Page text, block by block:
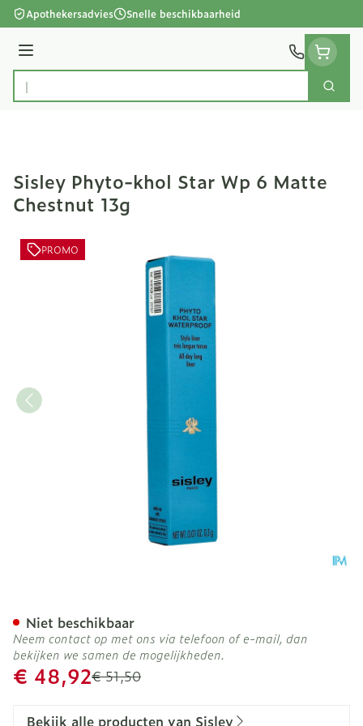
Ga naar de inhoud
Apothekersadvies Snelle beschikbaarheid
Menu
Product, merk, categorie...
Zoek
Sisley Phyto-khol Star Wp 6 Matte
Chestnut 13g
PROMO
Adviesprijs
€ 51,50
Promotie prijs
€ 48,92
Niet beschikbaar
Neem contact op met ons via telefoon of e-mail, dan
bekijken we samen de mogelijkheden.
Bekijk alle producten van Sisley